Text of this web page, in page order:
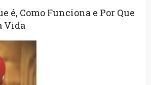
é, Como Funciona e Por Que
Vida